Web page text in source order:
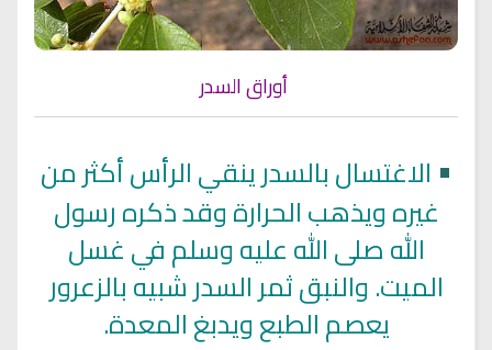
أوراق السدر
• الاغتسال بالسدر ينقي الرأس أكثر من
غيره ويذهب الحرارة وقد ذكره رسول
الله صلى الله عليه وسلم في غسل
الميت. والنبق ثمر السدر شبيه بالزعرور
يعصم الطبع ويدبغ المعدة.